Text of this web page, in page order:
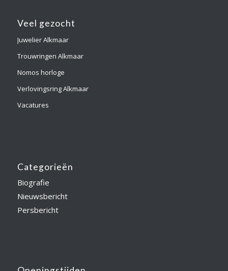
Veel gezocht
Juwelier Alkmaar
Trouwringen Alkmaar
Nomos horloge
Verlovingsring Alkmaar
Vacatures
Categorieën
Biografie
Nieuwsbericht
Persbericht